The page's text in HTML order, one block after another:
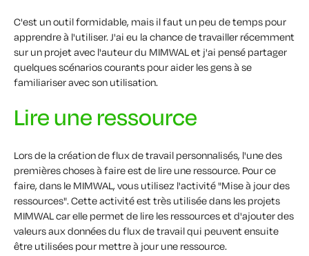
C'est un outil formidable, mais il faut un peu de temps pour
apprendre à l'utiliser. J'ai eu la chance de travailler récemment
sur un projet avec l'auteur du MIMWAL et j'ai pensé partager
quelques scénarios courants pour aider les gens à se
familiariser avec son utilisation.
Lire une ressource
Lors de la création de flux de travail personnalisés, l'une des
premières choses à faire est de lire une ressource. Pour ce
faire, dans le MIMWAL, vous utilisez l'activité "Mise à jour des
ressources". Cette activité est très utilisée dans les projets
MIMWAL car elle permet de lire les ressources et d'ajouter des
valeurs aux données du flux de travail qui peuvent ensuite
être utilisées pour mettre à jour une ressource.